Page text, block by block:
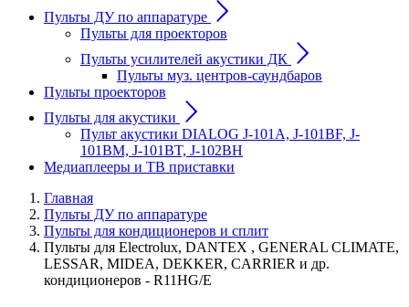
Пульты ДУ по аппаратуре
Пульты для проекторов
Пульты усилителей акустики ДК
Пульты муз. центров-саундбаров
Пульты проекторов
Пульты для акустики
Пульт акустики DIALOG J-101A, J-101BF, J-
101BM, J-101BT, J-102BH
Медиаплееры и ТВ приставки
Главная
Пульты ДУ по аппаратуре
Пульты для кондиционеров и сплит
Пульты для Electrolux, DANTEX , GENERAL CLIMATE,
LESSAR, MIDEA, DEKKER, CARRIER и др.
кондиционеров - R11HG/E